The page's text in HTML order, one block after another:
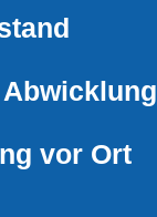
vor Ort